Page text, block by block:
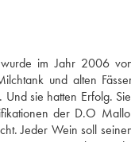
im Jahr 2006
und alten
sie hatten Erfolg.
der D.O
Jeder Wein soll